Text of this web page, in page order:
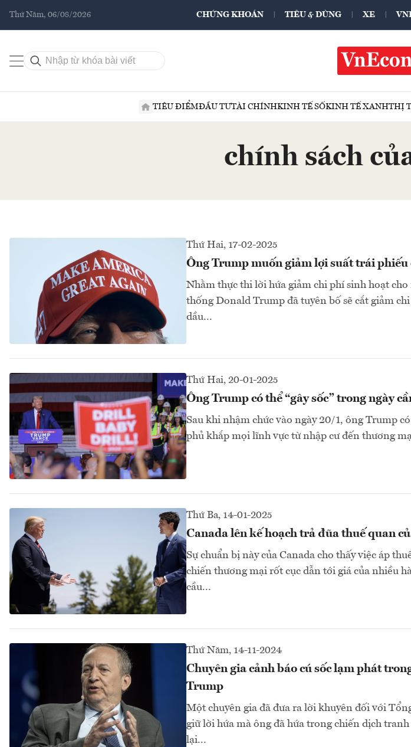
Thứ Năm, 06/08/2026 CHỨNG KHOÁN TIÊU & DÙNG XE
TIÊU ĐIỂMĐẦU TƯTÀI CHÍNHKINH TẾ SỐKINH TẾ XANHTHỊ
chính sách
Thứ Hai, 17-02-2025
Ông Trump muốn giảm lợi suất trái
Nhằm thực thi lời hứa giảm chi phí sinh hoạt
thống Donald Trump đã tuyên bố sẽ cắt giảm
dầu...
Thứ Hai, 20-01-2025
Ông Trump có thể “gây sốc” trong ngày
Sau khi nhậm chức vào ngày 20/1, ông Trump
phủ khắp mọi lĩnh vực từ nhập cư đến thương
Thứ Ba, 14-01-2025
Canada lên kế hoạch trả đũa thuế quan
Sự chuẩn bị này của Canada cho thấy việc áp
chiến thương mại rốt cục dẫn tới giá của nhiều
cầu...
Thứ Năm, 14-11-2024
Chuyên gia cảnh báo cú sốc lạm phát
Trump
Một chuyên gia đã đưa ra lời khuyên đối với
giữ lời hứa mà ông đã hứa trong chiến dịch
lại...